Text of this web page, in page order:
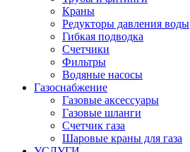
Краны
Редукторы давления воды
Гибкая подводка
Счетчики
Фильтры
Водяные насосы
Газоснабжение
Газовые аксессуары
Газовые шланги
Счетчик газа
Шаровые краны для газа